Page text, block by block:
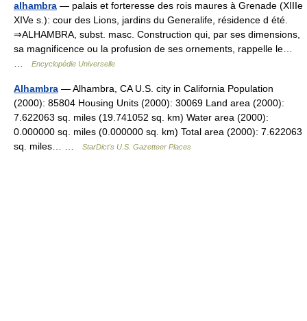
alhambra — palais et forteresse des rois maures à Grenade (XIIIe
XIVe s.): cour des Lions, jardins du Generalife, résidence d été.
⇒ALHAMBRA, subst. masc. Construction qui, par ses dimensions,
sa magnificence ou la profusion de ses ornements, rappelle le…
Encyclopédie Universelle
Alhambra — Alhambra, CA U.S. city in California Population
(2000): 85804 Housing Units (2000): 30069 Land area (2000):
7.622063 sq. miles (19.741052 sq. km) Water area (2000):
0.000000 sq. miles (0.000000 sq. km) Total area (2000): 7.622063
sq. miles… …
StarDict's U.S. Gazetteer Places